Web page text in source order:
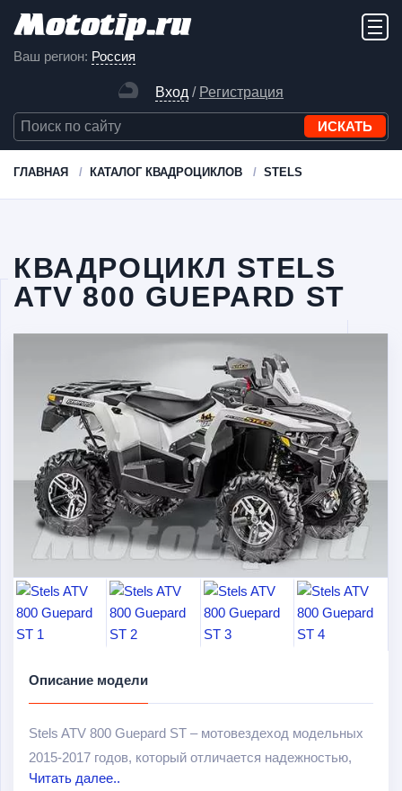
Ваш регион: Россия
Вход / Регистрация
ГЛАВНАЯ КАТАЛОГ КВАДРОЦИКЛОВ STELS
КВАДРОЦИКЛ STELS
ATV 800 GUEPARD ST
Описание модели
Stels ATV 800 Guepard ST – мотовездеход модельных
2015-2017 годов, который отличается надежностью,
маневренностью и мощностью. Используется для
Читать далее..